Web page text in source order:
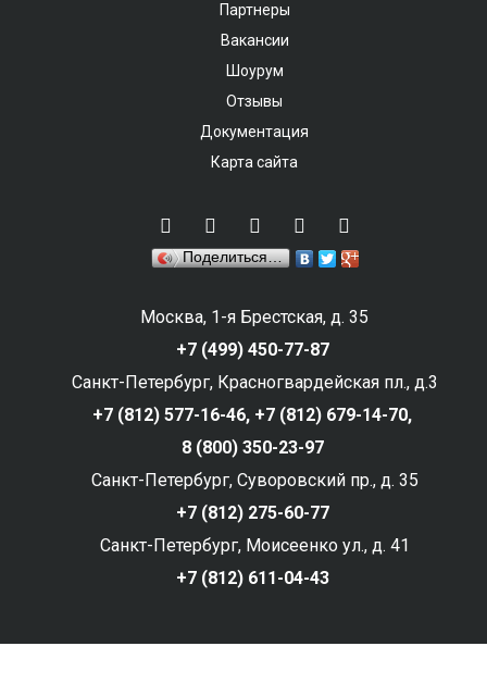
Партнеры
Вакансии
Шоурум
Отзывы
Документация
Карта сайта
Поделиться…
Москва, 1-я Брестская, д. 35
+7 (499) 450-77-87
Санкт-Петербург, Красногвардейская пл., д.3
+7 (812) 577-16-46, +7 (812) 679-14-70,
8 (800) 350-23-97
Санкт-Петербург, Суворовский пр., д. 35
+7 (812) 275-60-77
Санкт-Петербург, Моисеенко ул., д. 41
+7 (812) 611-04-43